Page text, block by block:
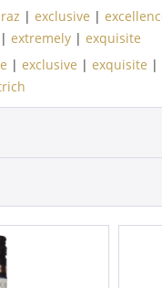
| exclusive |
| extremely | exquisite
| exclusive | exquisite |